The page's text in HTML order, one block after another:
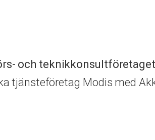
och
tjänsteföretag Modis med